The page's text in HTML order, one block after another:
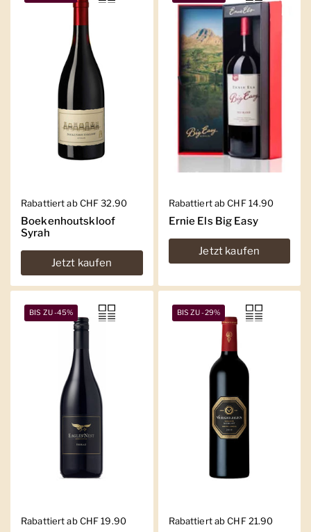
Regulärer Preis
Rabattiert ab CHF 32.90
Boekenhoutskloof
Syrah
Jetzt kaufen
Regulärer Preis
Rabattiert ab CHF 14.90
Ernie Els Big Easy
Jetzt kaufen
Regulärer Preis
Rabattiert ab CHF 19.90
BIS ZU -45%
Regulärer Preis
Rabattiert ab CHF 21.90
BIS ZU -29%